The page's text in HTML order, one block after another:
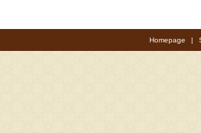
Homepage |